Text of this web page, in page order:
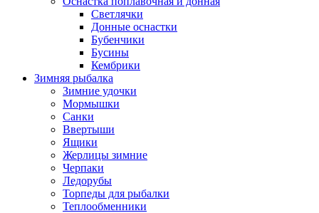
Светлячки
Донные оснастки
Бубенчики
Бусины
Кембрики
Зимняя рыбалка
Зимние удочки
Мормышки
Санки
Ввертыши
Ящики
Жерлицы зимние
Черпаки
Ледорубы
Торпеды для рыбалки
Теплообменники